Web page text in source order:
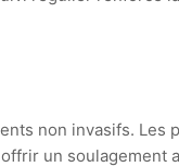
non invasifs. Les
un soulagement